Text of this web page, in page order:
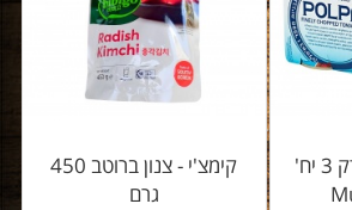
עגבניות חתוכות דק 3 יח'
קימצ'י - צנון ברוטב 450
גרם